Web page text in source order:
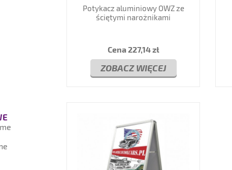
Potykacz aluminiowy OWZ ze
ściętymi narożnikami
Cena227,14 zł
ZOBACZ WIĘCEJ